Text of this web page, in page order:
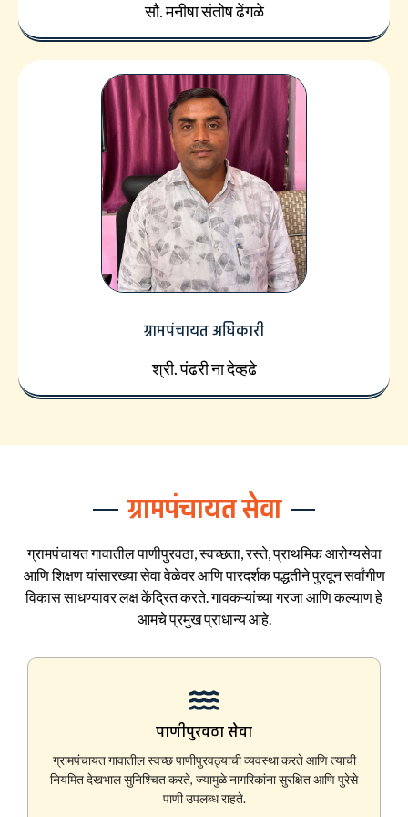
सौ. मनीषा संतोष ढेंगळे
ग्रामपंचायत अधिकारी
श्री. पंढरी ना देव्हढे
ग्रामपंचायत सेवा
ग्रामपंचायत गावातील पाणीपुरवठा, स्वच्छता, रस्ते, प्राथमिक आरोग्यसेवा
आणि शिक्षण यांसारख्या सेवा वेळेवर आणि पारदर्शक पद्धतीने पुरवून सर्वांगीण
विकास साधण्यावर लक्ष केंद्रित करते. गावकऱ्यांच्या गरजा आणि कल्याण हे
आमचे प्रमुख प्राधान्य आहे.
पाणीपुरवठा सेवा
ग्रामपंचायत गावातील स्वच्छ पाणीपुरवठ्याची व्यवस्था करते आणि त्याची
नियमित देखभाल सुनिश्चित करते, ज्यामुळे नागरिकांना सुरक्षित आणि पुरेसे
पाणी उपलब्ध राहते.